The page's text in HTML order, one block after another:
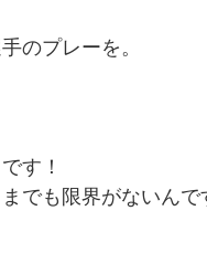
のプレーを。
す！
でも限界がないんで